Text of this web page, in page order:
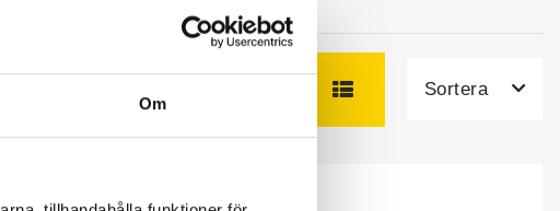
Om
Sortera